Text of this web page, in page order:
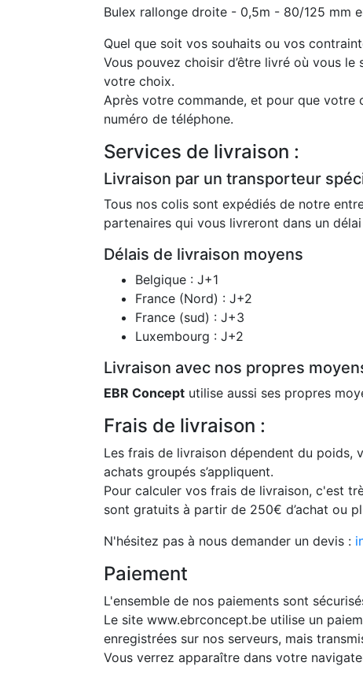
Bulex rallonge droite - 0,5m - 80/125 mm
Quel que soit vos souhaits ou vos
Vous pouvez choisir d’être livré où vous
votre choix.
Après votre commande, et pour que votre
numéro de téléphone.
Services de livraison :
Livraison par un transporteur
Tous nos colis sont expédiés de notre
partenaires qui vous livreront dans un
Délais de livraison moyens
Belgique : J+1
France (Nord) : J+2
France (sud) : J+3
Luxembourg : J+2
Livraison avec nos propres
EBR Concept utilise aussi ses propres
Frais de livraison :
Les frais de livraison dépendent du poids,
achats groupés s’appliquent.
Pour calculer vos frais de livraison, c'est
sont gratuits à partir de 250€ d’achat ou
N'hésitez pas à nous demander un devis :
Paiement
L'ensemble de nos paiements sont
Le site www.ebrconcept.be utilise un
enregistrées sur nos serveurs, mais
Vous verrez apparaître dans votre